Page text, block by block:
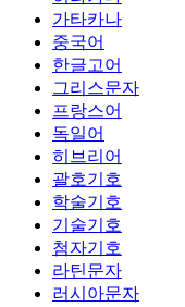
가타카나
중국어
한글고어
그리스문자
프랑스어
독일어
히브리어
괄호기호
학술기호
기술기호
첨자기호
라틴문자
러시아문자